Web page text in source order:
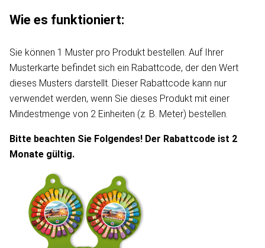
Wie es funktioniert:
Sie können 1 Muster pro Produkt bestellen. Auf Ihrer
Musterkarte befindet sich ein Rabattcode, der den Wert
dieses Musters darstellt. Dieser Rabattcode kann nur
verwendet werden, wenn Sie dieses Produkt mit einer
Mindestmenge von 2 Einheiten (z. B. Meter) bestellen.
Bitte beachten Sie Folgendes! Der Rabattcode ist 2
Monate gültig.